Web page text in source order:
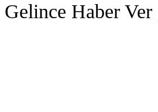
Gelince Haber Ver